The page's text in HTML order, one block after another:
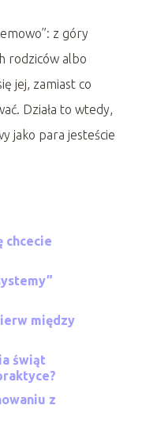
z góry
rodziców albo
jej, zamiast co
Działa to wtedy,
jako para jesteście
chcecie
między
świąt
z